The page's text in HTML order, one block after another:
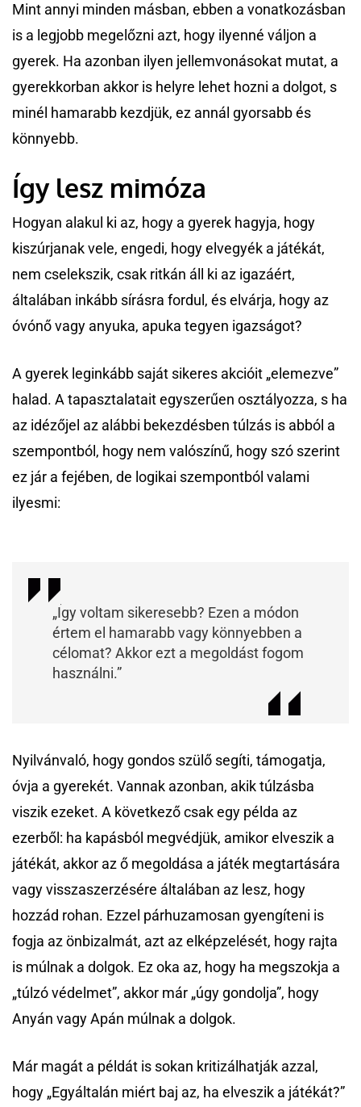
Mint annyi minden másban, ebben a vonatkozásban
is a legjobb megelőzni azt, hogy ilyenné váljon a
gyerek. Ha azonban ilyen jellemvonásokat mutat, a
gyerekkorban akkor is helyre lehet hozni a dolgot, s
minél hamarabb kezdjük, ez annál gyorsabb és
könnyebb.
Így lesz mimóza
Hogyan alakul ki az, hogy a gyerek hagyja, hogy
kiszúrjanak vele, engedi, hogy elvegyék a játékát,
nem cselekszik, csak ritkán áll ki az igazáért,
általában inkább sírásra fordul, és elvárja, hogy az
óvónő vagy anyuka, apuka tegyen igazságot?
A gyerek leginkább saját sikeres akcióit „elemezve”
halad. A tapasztalatait egyszerűen osztályozza, s ha
az idézőjel az alábbi bekezdésben túlzás is abból a
szempontból, hogy nem valószínű, hogy szó szerint
ez jár a fejében, de logikai szempontból valami
ilyesmi:
„Így voltam sikeresebb? Ezen a módon
értem el hamarabb vagy könnyebben a
célomat? Akkor ezt a megoldást fogom
használni.”
Nyilvánvaló, hogy gondos szülő segíti, támogatja,
óvja a gyerekét. Vannak azonban, akik túlzásba
viszik ezeket. A következő csak egy példa az
ezerből: ha kapásból megvédjük, amikor elveszik a
játékát, akkor az ő megoldása a játék megtartására
vagy visszaszerzésére általában az lesz, hogy
hozzád rohan. Ezzel párhuzamosan gyengíteni is
fogja az önbizalmát, azt az elképzelését, hogy rajta
is múlnak a dolgok. Ez oka az, hogy ha megszokja a
„túlzó védelmet”, akkor már „úgy gondolja”, hogy
Anyán vagy Apán múlnak a dolgok.
Már magát a példát is sokan kritizálhatják azzal,
hogy „Egyáltalán miért baj az, ha elveszik a játékát?”